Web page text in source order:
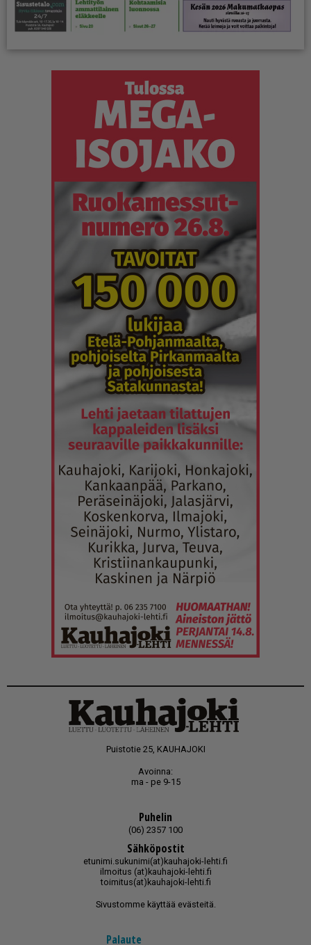
Puistotie 25, KAUHAJOKI
Avoinna:
ma - pe 9-15
Puhelin
(06) 2357 100
Sähköpostit
etunimi.sukunimi(at)kauhajoki-lehti.fi
ilmoitus (at)kauhajoki-lehti.fi
toimitus(at)kauhajoki-lehti.fi
Sivustomme käyttää evästeitä.
Palaute